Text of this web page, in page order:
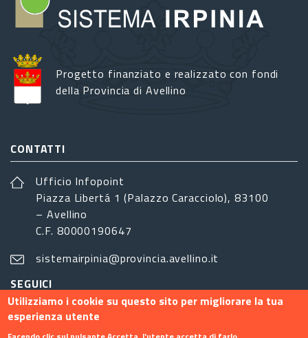
Progetto finanziato e realizzato con fondi
della Provincia di Avellino
CONTATTI
Ufficio Infopoint
Piazza Libertá 1 (Palazzo Caracciolo), 83100
– Avellino
C.F. 80000190647
sistemairpinia@provincia.avellino.it
SEGUICI
Utilizziamo i cookie su questo sito per migliorare la tua
esperienza utente